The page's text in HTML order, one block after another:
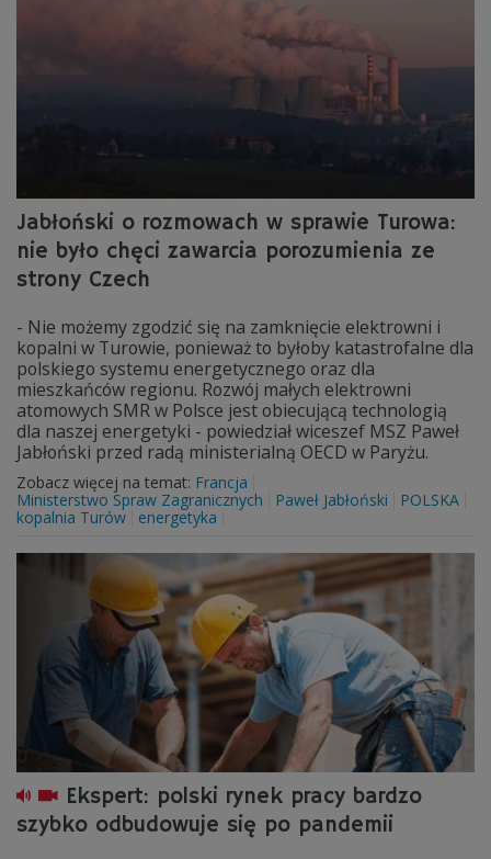
Jabłoński o rozmowach w sprawie Turowa:
nie było chęci zawarcia porozumienia ze
strony Czech
- Nie możemy zgodzić się na zamknięcie elektrowni i
kopalni w Turowie, ponieważ to byłoby katastrofalne dla
polskiego systemu energetycznego oraz dla
mieszkańców regionu. Rozwój małych elektrowni
atomowych SMR w Polsce jest obiecującą technologią
dla naszej energetyki - powiedział wiceszef MSZ Paweł
Jabłoński przed radą ministerialną OECD w Paryżu.
Zobacz więcej na temat: Francja
Ministerstwo Spraw Zagranicznych
Paweł Jabłoński
POLSKA
kopalnia Turów
energetyka
Ekspert: polski rynek pracy bardzo
szybko odbudowuje się po pandemii